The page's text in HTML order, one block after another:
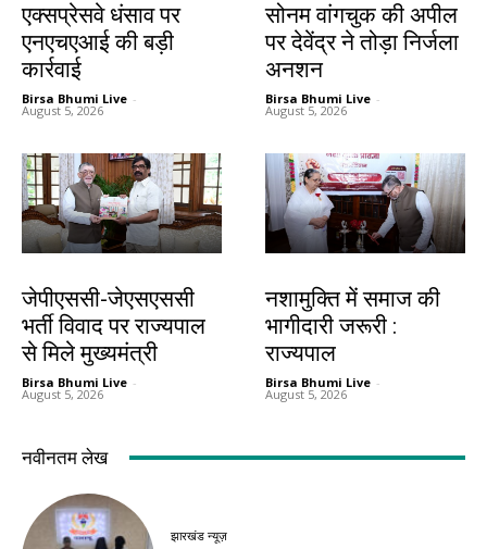
एक्सप्रेसवे धंसाव पर
एनएचएआई की बड़ी
कार्रवाई
Birsa Bhumi Live -
August 5, 2026
सोनम वांगचुक की अपील
पर देवेंद्र ने तोड़ा निर्जला
अनशन
Birsa Bhumi Live -
August 5, 2026
जेपीएससी-जेएसएससी
भर्ती विवाद पर राज्यपाल
से मिले मुख्यमंत्री
Birsa Bhumi Live -
August 5, 2026
नशामुक्ति में समाज की
भागीदारी जरूरी :
राज्यपाल
Birsa Bhumi Live -
August 5, 2026
नवीनतम लेख
झारखंड न्यूज़